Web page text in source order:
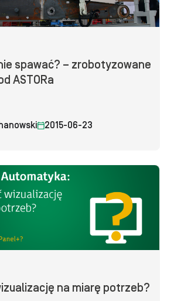
spawać? – zrobotyzowane
ASTORa
2015-06-23
na miarę potrzeb?